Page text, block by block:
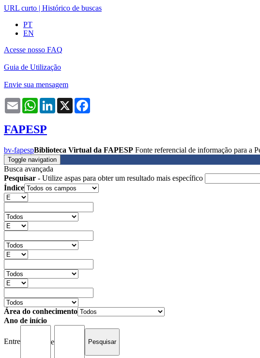
URL curto | Histórico de buscas
PT
EN
Acesse nosso FAQ
Guia de Utilização
Envie sua mensagem
Email WhatsAppLinkedIn
X
FAPESP
bv-fapespBiblioteca Virtual da FAPESP Fonte referencial de informação para a
Toggle navigation
Busca avançada
Pesquisar - Utilize aspas para obter um resultado mais específico
Índice
Área do conhecimento
Ano de início
Entre e